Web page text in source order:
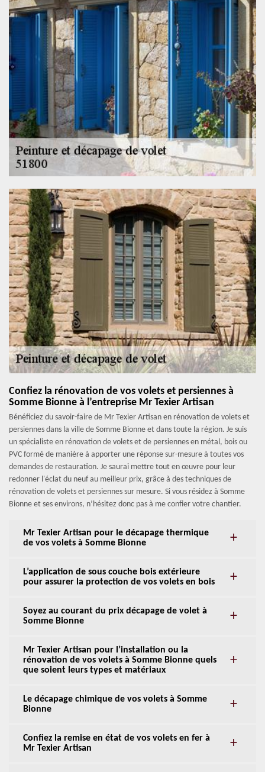
Confiez la rénovation de vos volets et persiennes à
Somme Bionne à l’entreprise Mr Texier Artisan
Bénéficiez du savoir-faire de Mr Texier Artisan en rénovation de volets et
persiennes dans la ville de Somme Bionne et dans toute la région. Je suis
un spécialiste en rénovation de volets et de persiennes en métal, bois ou
PVC formé de manière à apporter une réponse sur-mesure à toutes vos
demandes de restauration. Je saurai mettre tout en œuvre pour leur
redonner l'éclat du neuf au meilleur prix, grâce à des techniques de
rénovation de volets et persiennes sur mesure. Si vous résidez à Somme
Bionne et ses environs, n’hésitez donc pas à me confier votre chantier.
Mr Texier Artisan pour le décapage thermique
de vos volets à Somme Bionne
L’application de sous couche bois extérieure
pour assurer la protection de vos volets en bois
Soyez au courant du prix décapage de volet à
Somme Bionne
Mr Texier Artisan pour l’installation ou la
rénovation de vos volets à Somme Bionne quels
que soient leurs types et matériaux
Le décapage chimique de vos volets à Somme
Bionne
Confiez la remise en état de vos volets en fer à
Mr Texier Artisan